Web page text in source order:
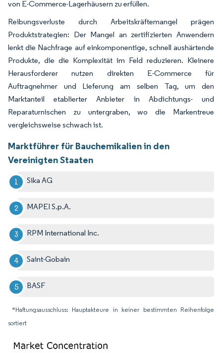
von E-Commerce-Lagerhäusern zu erfüllen.
Reibungsverluste durch Arbeitskräftemangel prägen
Produktstrategien: Der Mangel an zertifizierten Anwendern
lenkt die Nachfrage auf einkomponentige, schnell aushärtende
Produkte, die die Komplexität im Feld reduzieren. Kleinere
Herausforderer nutzen direkten E-Commerce für
Auftragnehmer und Lieferung am selben Tag, um den
Marktanteil etablierter Anbieter in Abdichtungs- und
Reparaturnischen zu untergraben, wo die Markentreue
vergleichsweise schwach ist.
Marktführer für Bauchemikalien in den
Vereinigten Staaten
Sika AG
MAPEI S.p.A.
RPM International Inc.
Saint-Gobain
BASF
*Haftungsausschluss: Hauptakteure in keiner bestimmten Reihenfolge
sortiert